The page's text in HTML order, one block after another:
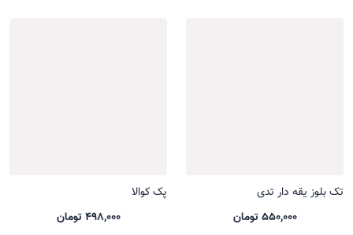
تک بلوز یقه دار تدی
550,000 تومان
پک کوالا
498,000 تومان